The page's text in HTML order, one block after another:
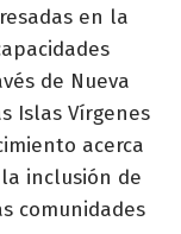
en la
de Nueva
Islas Vírgenes
acerca
inclusión de
comunidades